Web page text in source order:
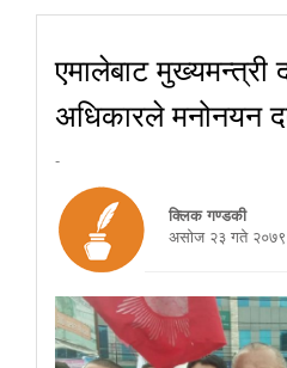
एमालेबाट मुख्यमन्त्री
अधिकारले मनोनयन
-
क्लिक गण्डकी
असाेज २३ गते २०७९